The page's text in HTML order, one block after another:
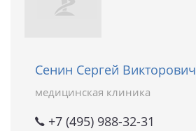
Сенин Сергей Викторович
медицинская клиника
+7 (495) 988-32-31